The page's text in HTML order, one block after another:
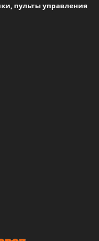
пульты управления